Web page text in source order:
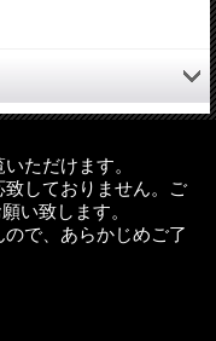
カード。
。
ただけます。
しておりません。ご
い致します。
で、あらかじめご了